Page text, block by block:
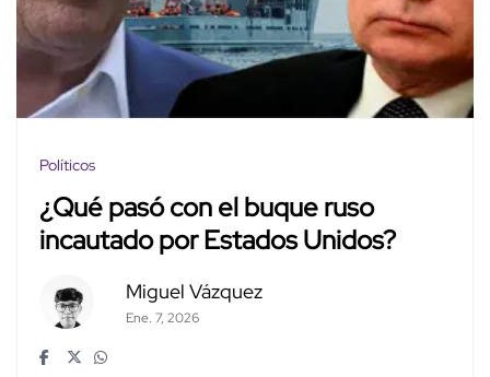
Políticos
¿Qué pasó con el buque ruso
incautado por Estados Unidos?
Miguel Vázquez
Ene. 7, 2026